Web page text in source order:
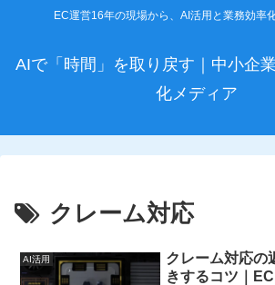
EC運営16年の現場から、AI活用と業務効率
AIで「時間」を取り戻す｜中小企
化メディア
クレーム対応
AI活用
クレーム対応の
きするコツ｜